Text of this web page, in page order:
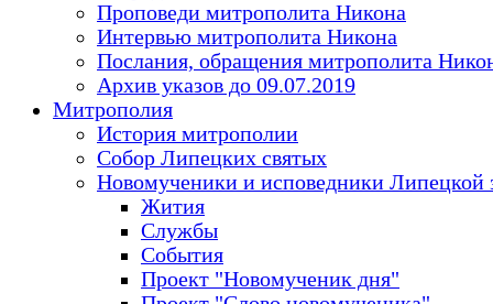
Проповеди митрополита Никона
Интервью митрополита Никона
Послания, обращения митрополита
Архив указов до 09.07.2019
Митрополия
История митрополии
Собор Липецких святых
Новомученики и исповедники Липецкой
Жития
Службы
События
Проект "Новомученик дня"